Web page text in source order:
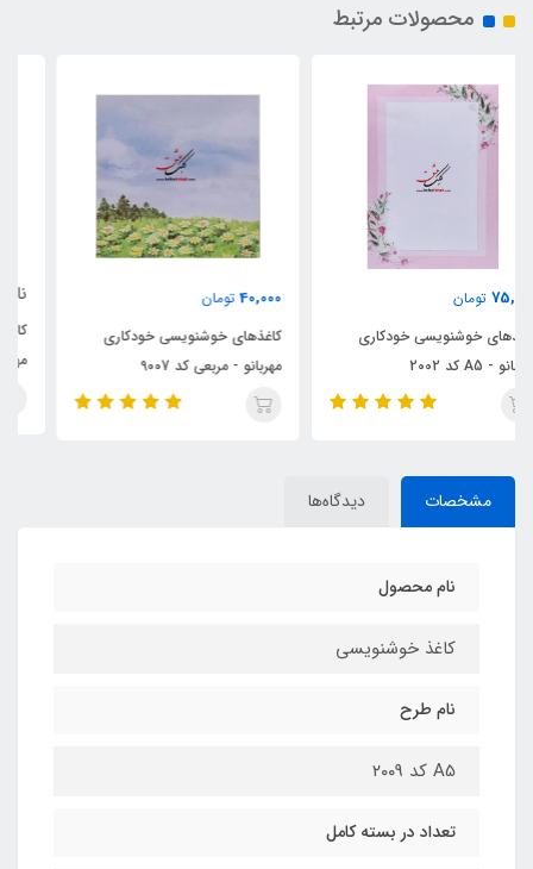
محصولات مرتبط
40,000
کاغذهای خوشنویسی خودکاری
مهربانو - مربعی کد 9007
ناموجود
کاغذهای خوشنویسی خودکاری
مهربانو - مربعی کد 9005
مشخصات دیدگاه‌ها
نام محصول
کاغذ خوشنویسی
نام طرح
A5 کد ۲۰۰9
تعداد در بسته کامل